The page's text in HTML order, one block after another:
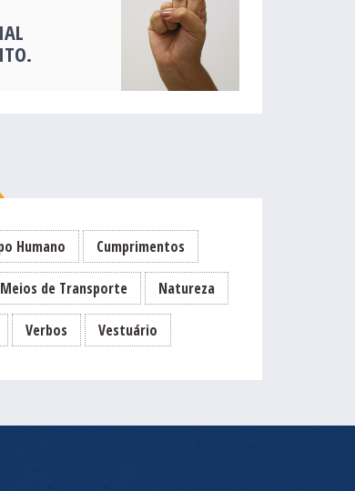
Humano Cumprimentos
Meios de Transporte Natureza
Verbos Vestuário